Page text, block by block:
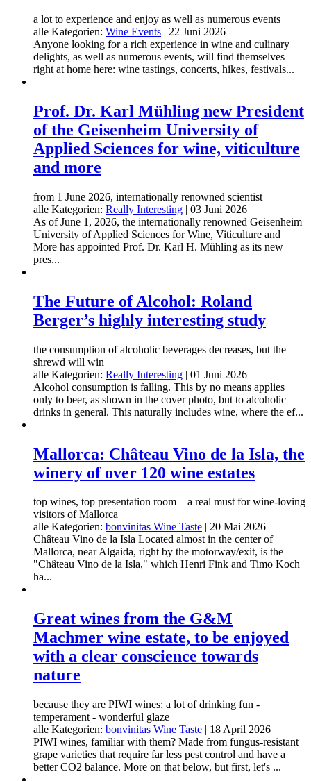
a lot to experience and enjoy as well as numerous events
alle Kategorien: Wine Events | 22 Juni 2026
Anyone looking for a rich experience in wine and culinary
delights, as well as numerous events, will find themselves
right at home here: wine tastings, concerts, hikes, festivals...
Prof. Dr. Karl Mühling new President
of the Geisenheim University of
Applied Sciences for wine, viticulture
and more
from 1 June 2026, internationally renowned scientist
alle Kategorien: Really Interesting | 03 Juni 2026
As of June 1, 2026, the internationally renowned Geisenheim
University of Applied Sciences for Wine, Viticulture and
More has appointed Prof. Dr. Karl H. Mühling as its new
pres...
The Future of Alcohol: Roland
Berger’s highly interesting study
the consumption of alcoholic beverages decreases, but the
shrewd will win
alle Kategorien: Really Interesting | 01 Juni 2026
Alcohol consumption is falling. This by no means applies
only to beer, as shown in the cover photo, but to alcoholic
drinks in general. This naturally includes wine, where the ef...
Mallorca: Château Vino de la Isla, the
winery of over 120 wine estates
top wines, top presentation room – a real must for wine-loving
visitors of Mallorca
alle Kategorien: bonvinitas Wine Taste | 20 Mai 2026
Château Vino de la Isla Located almost in the center of
Mallorca, near Algaida, right by the motorway/exit, is the
"Château Vino de la Isla," which Henri Fink and Timo Koch
ha...
Great wines from the G&M
Machmer wine estate, to be enjoyed
with a clear conscience towards
nature
because they are PIWI wines: a lot of drinking fun -
temperament - wonderful glaze
alle Kategorien: bonvinitas Wine Taste | 18 April 2026
PIWI wines, familiar with them? Made from fungus-resistant
grape varieties that require far less pest control and have a
better CO2 balance. More on that below, but first, let's ...